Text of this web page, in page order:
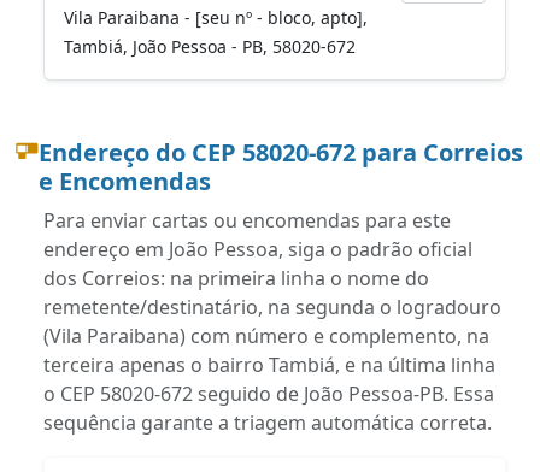
Vila Paraibana - [seu nº - bloco, apto],
Tambiá, João Pessoa - PB, 58020-672
Endereço do CEP 58020-672 para Correios
e Encomendas
Para enviar cartas ou encomendas para este
endereço em João Pessoa, siga o padrão oficial
dos Correios: na primeira linha o nome do
remetente/destinatário, na segunda o logradouro
(Vila Paraibana) com número e complemento, na
terceira apenas o bairro Tambiá, e na última linha
o CEP 58020-672 seguido de João Pessoa-PB. Essa
sequência garante a triagem automática correta.